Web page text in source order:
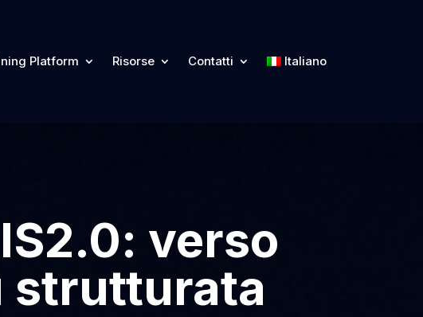
Platform Risorse Contatti Italiano
verso
strutturata